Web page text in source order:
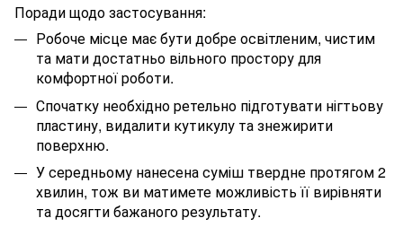
Поради щодо застосування:
Робоче місце має бути добре освітленим, чистим
та мати достатньо вільного простору для
комфортної роботи.
Спочатку необхідно ретельно підготувати нігтьову
пластину, видалити кутикулу та знежирити
поверхню.
У середньому нанесена суміш твердне протягом 2
хвилин, тож ви матимете можливість її вирівняти
та досягти бажаного результату.